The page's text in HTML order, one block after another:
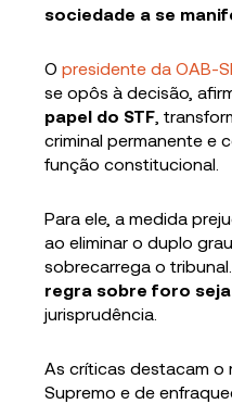
sociedade a se
Opresidente da OAB-
se opôs à decisão,
papel do STF ,
criminal permanente e
função constitucional.
Para ele, a medida
ao eliminar o duplo
sobrecarrega o tribunal.
regra sobre foro
jurisprudência.
As críticas destacam
Supremo e de